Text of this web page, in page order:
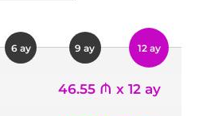
6 ay 9 ay 12 ay
46.55 ₼ x 12 ay